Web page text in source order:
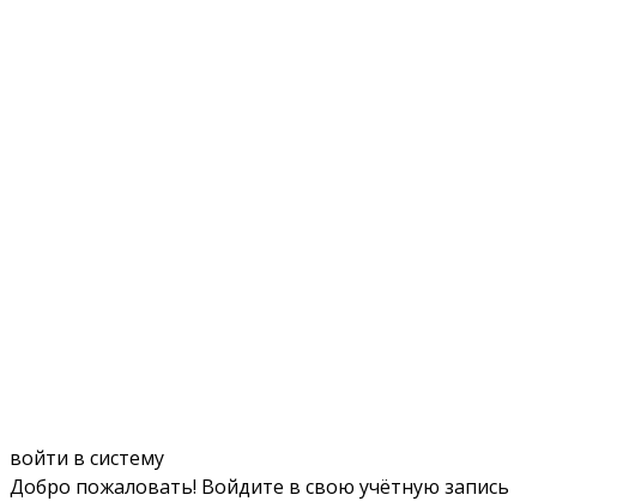
войти в систему
Добро пожаловать! Войдите в свою учётную запись